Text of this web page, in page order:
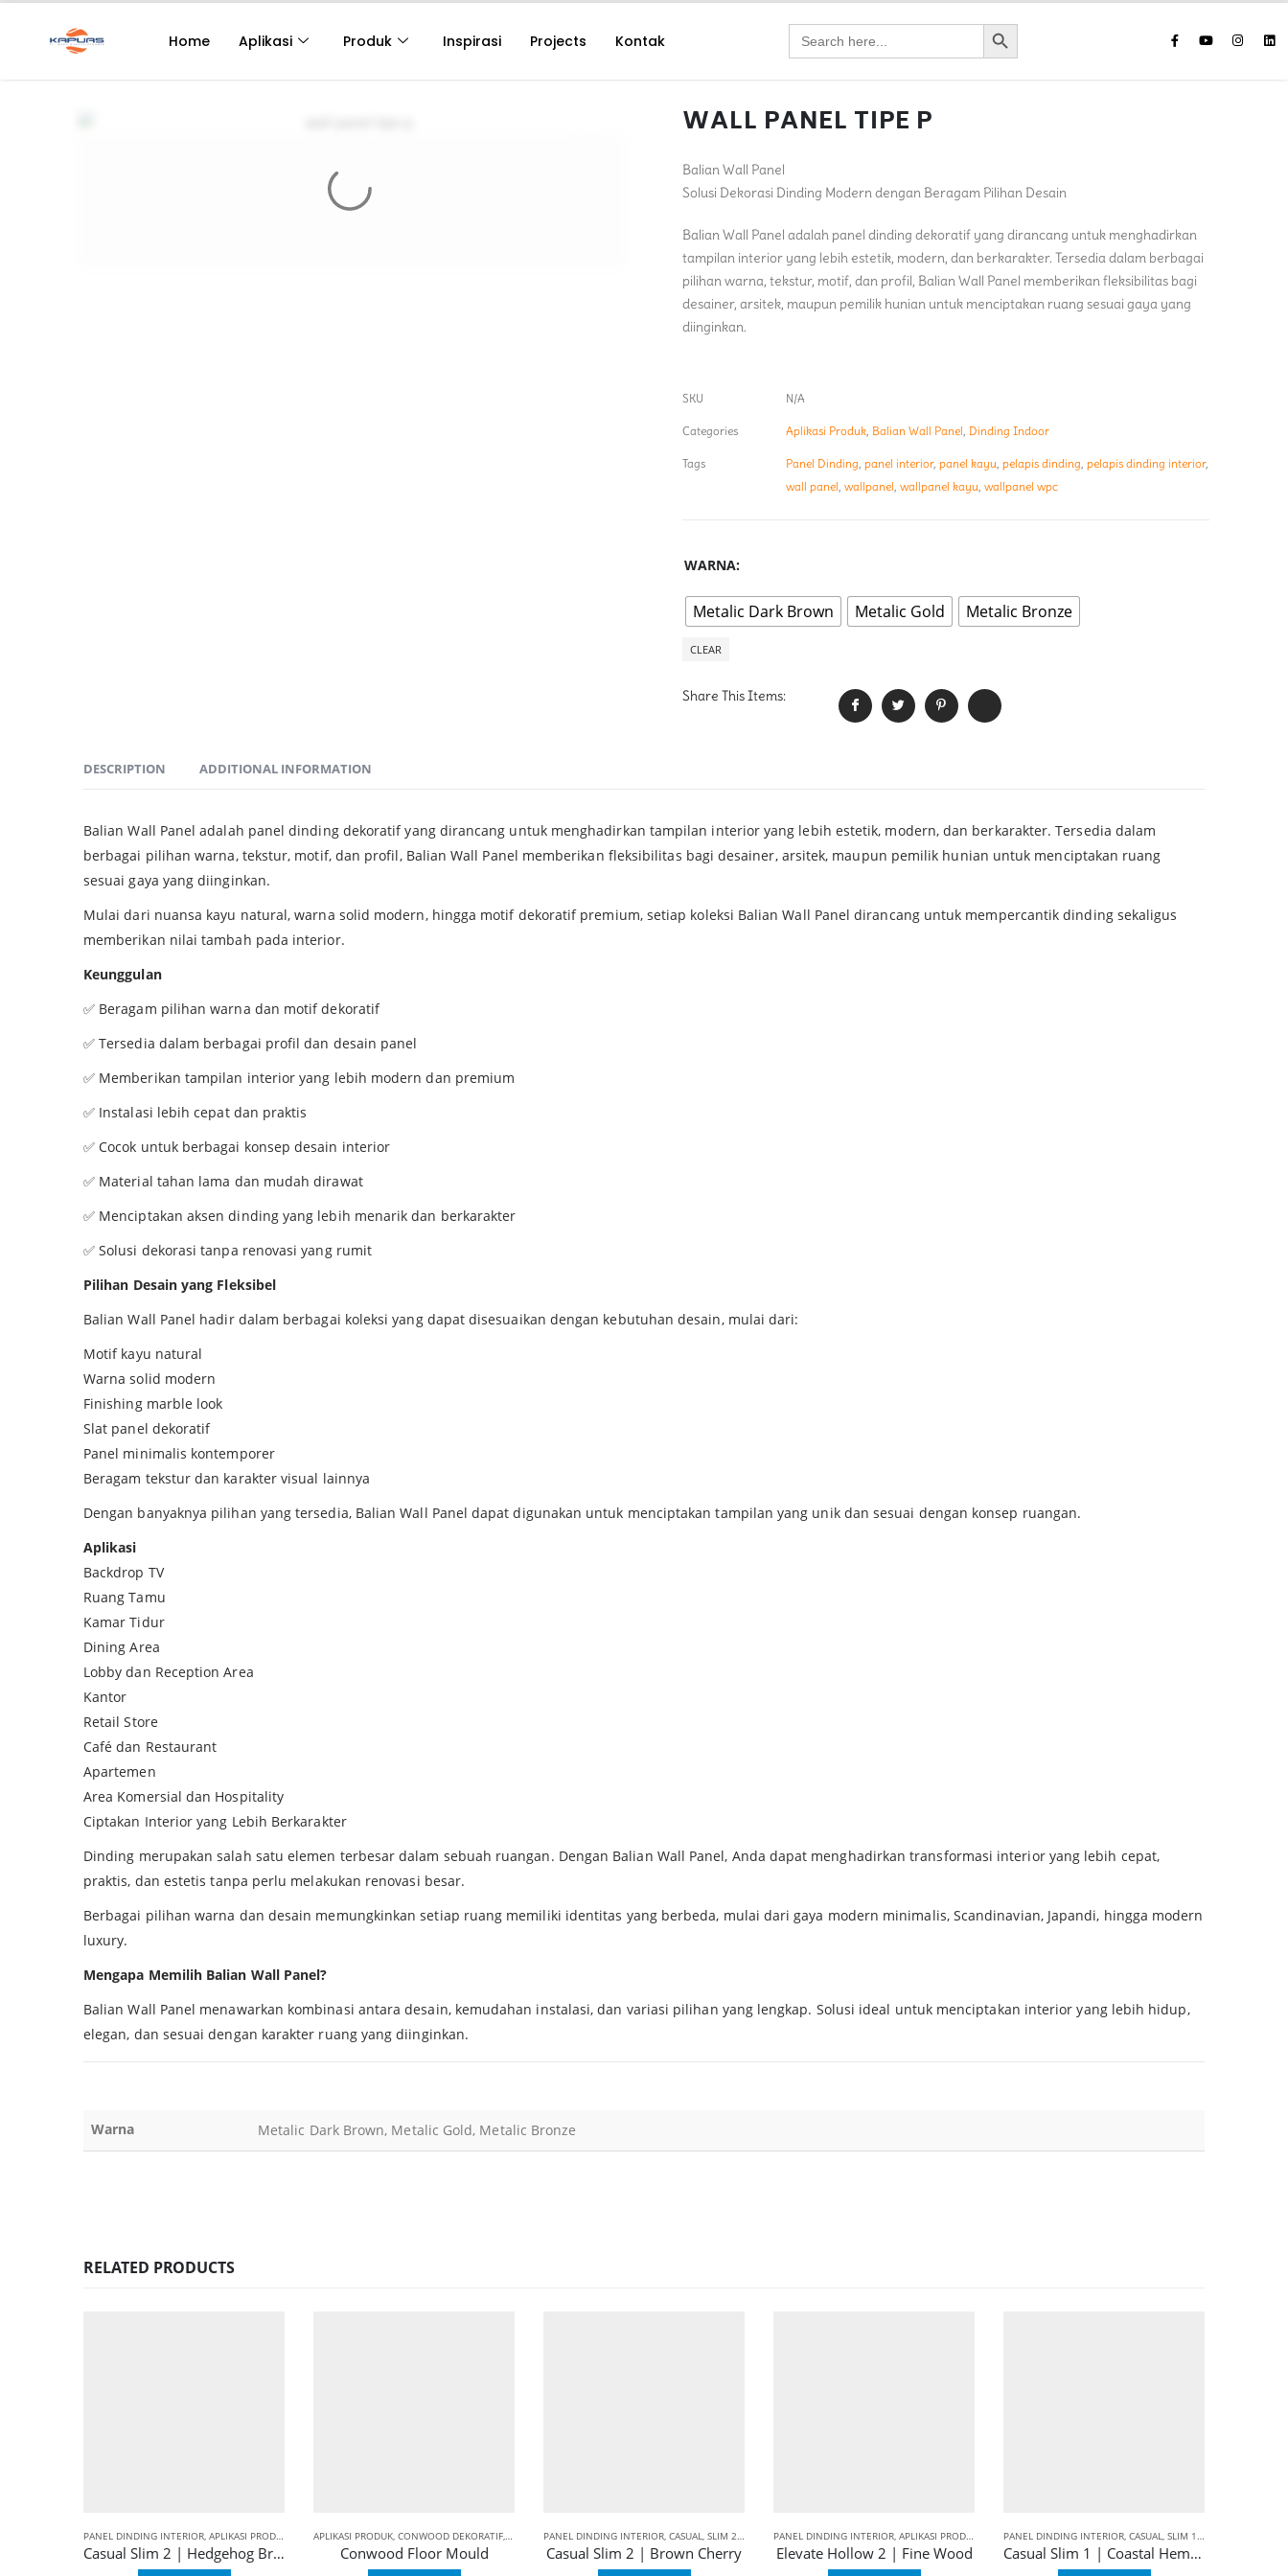
Home Aplikasi Produk Inspirasi Projects Kontak
Search
for:
Search Button
WALL PANEL TIPE P
Balian Wall Panel
Solusi Dekorasi Dinding Modern dengan Beragam Pilihan Desain
Balian Wall Panel adalah panel dinding dekoratif yang dirancang untuk menghadirkan
tampilan interior yang lebih estetik, modern, dan berkarakter. Tersedia dalam berbagai
pilihan warna, tekstur, motif, dan profil, Balian Wall Panel memberikan fleksibilitas bagi
desainer, arsitek, maupun pemilik hunian untuk menciptakan ruang sesuai gaya yang
diinginkan.
SKU N/A
Categories Aplikasi Produk, Balian Wall Panel, Dinding Indoor
Tags Panel Dinding, panel interior, panel kayu, pelapis dinding, pelapis dinding interior,
wall panel, wallpanel, wallpanel kayu, wallpanel wpc
WARNA
Metalic Dark Brown Metalic Gold Metalic Bronze
CLEAR
Share This Items:
DESCRIPTION ADDITIONAL INFORMATION
Balian Wall Panel adalah panel dinding dekoratif yang dirancang untuk menghadirkan tampilan interior yang lebih estetik, modern, dan berkarakter. Tersedia dalam
berbagai pilihan warna, tekstur, motif, dan profil, Balian Wall Panel memberikan fleksibilitas bagi desainer, arsitek, maupun pemilik hunian untuk menciptakan ruang
sesuai gaya yang diinginkan.
Mulai dari nuansa kayu natural, warna solid modern, hingga motif dekoratif premium, setiap koleksi Balian Wall Panel dirancang untuk mempercantik dinding sekaligus
memberikan nilai tambah pada interior.
Keunggulan
✅ Beragam pilihan warna dan motif dekoratif
✅ Tersedia dalam berbagai profil dan desain panel
✅ Memberikan tampilan interior yang lebih modern dan premium
✅ Instalasi lebih cepat dan praktis
✅ Cocok untuk berbagai konsep desain interior
✅ Material tahan lama dan mudah dirawat
✅ Menciptakan aksen dinding yang lebih menarik dan berkarakter
✅ Solusi dekorasi tanpa renovasi yang rumit
Pilihan Desain yang Fleksibel
Balian Wall Panel hadir dalam berbagai koleksi yang dapat disesuaikan dengan kebutuhan desain, mulai dari:
Motif kayu natural
Warna solid modern
Finishing marble look
Slat panel dekoratif
Panel minimalis kontemporer
Beragam tekstur dan karakter visual lainnya
Dengan banyaknya pilihan yang tersedia, Balian Wall Panel dapat digunakan untuk menciptakan tampilan yang unik dan sesuai dengan konsep ruangan.
Aplikasi
Backdrop TV
Ruang Tamu
Kamar Tidur
Dining Area
Lobby dan Reception Area
Kantor
Retail Store
Café dan Restaurant
Apartemen
Area Komersial dan Hospitality
Ciptakan Interior yang Lebih Berkarakter
Dinding merupakan salah satu elemen terbesar dalam sebuah ruangan. Dengan Balian Wall Panel, Anda dapat menghadirkan transformasi interior yang lebih cepat,
praktis, dan estetis tanpa perlu melakukan renovasi besar.
Berbagai pilihan warna dan desain memungkinkan setiap ruang memiliki identitas yang berbeda, mulai dari gaya modern minimalis, Scandinavian, Japandi, hingga modern
luxury.
Mengapa Memilih Balian Wall Panel?
Balian Wall Panel menawarkan kombinasi antara desain, kemudahan instalasi, dan variasi pilihan yang lengkap. Solusi ideal untuk menciptakan interior yang lebih hidup,
elegan, dan sesuai dengan karakter ruang yang diinginkan.
Warna Metalic Dark Brown, Metalic Gold, Metalic Bronze
RELATED PRODUCTS
PANEL DINDING INTERIOR, APLIKASI PRODUK BALIAN WALL PANEL,CASUAL,SLIM 2
Casual Slim 2 | Hedgehog Brown
APLIKASI PRODUK, CONWOOD DEKORATIF, CONWOOD FIBER CEMENT,SKIRTING
Conwood Floor Mould
PANEL DINDING INTERIOR, CASUAL, SLIM 2,APLIKASI PRODUK,BALIAN WALL PANEL
Casual Slim 2 | Brown Cherry
PANEL DINDING INTERIOR, APLIKASI PRODUK BALIAN WALL PANEL, ELEVATE,HOLLOW 2
Elevate Hollow 2 | Fine Wood
PANEL DINDING INTERIOR, CASUAL, SLIM 1,APLIKASI PRODUK
Casual Slim 1 | Coastal Hemlock